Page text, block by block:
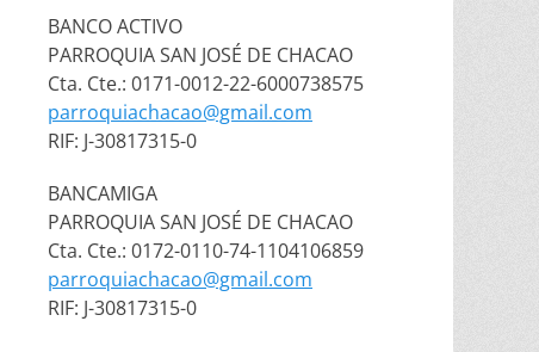
BANCO ACTIVO
PARROQUIA SAN JOSÉ DE CHACAO
Cta. Cte.: 0171-0012-22-6000738575
parroquiachacao@gmail.com
RIF: J-30817315-0
BANCAMIGA
PARROQUIA SAN JOSÉ DE CHACAO
Cta. Cte.: 0172-0110-74-1104106859
parroquiachacao@gmail.com
RIF: J-30817315-0